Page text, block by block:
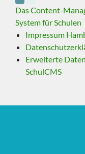
Das Content-
System für Schulen
Impressum
Erweiterte
SchulCMS